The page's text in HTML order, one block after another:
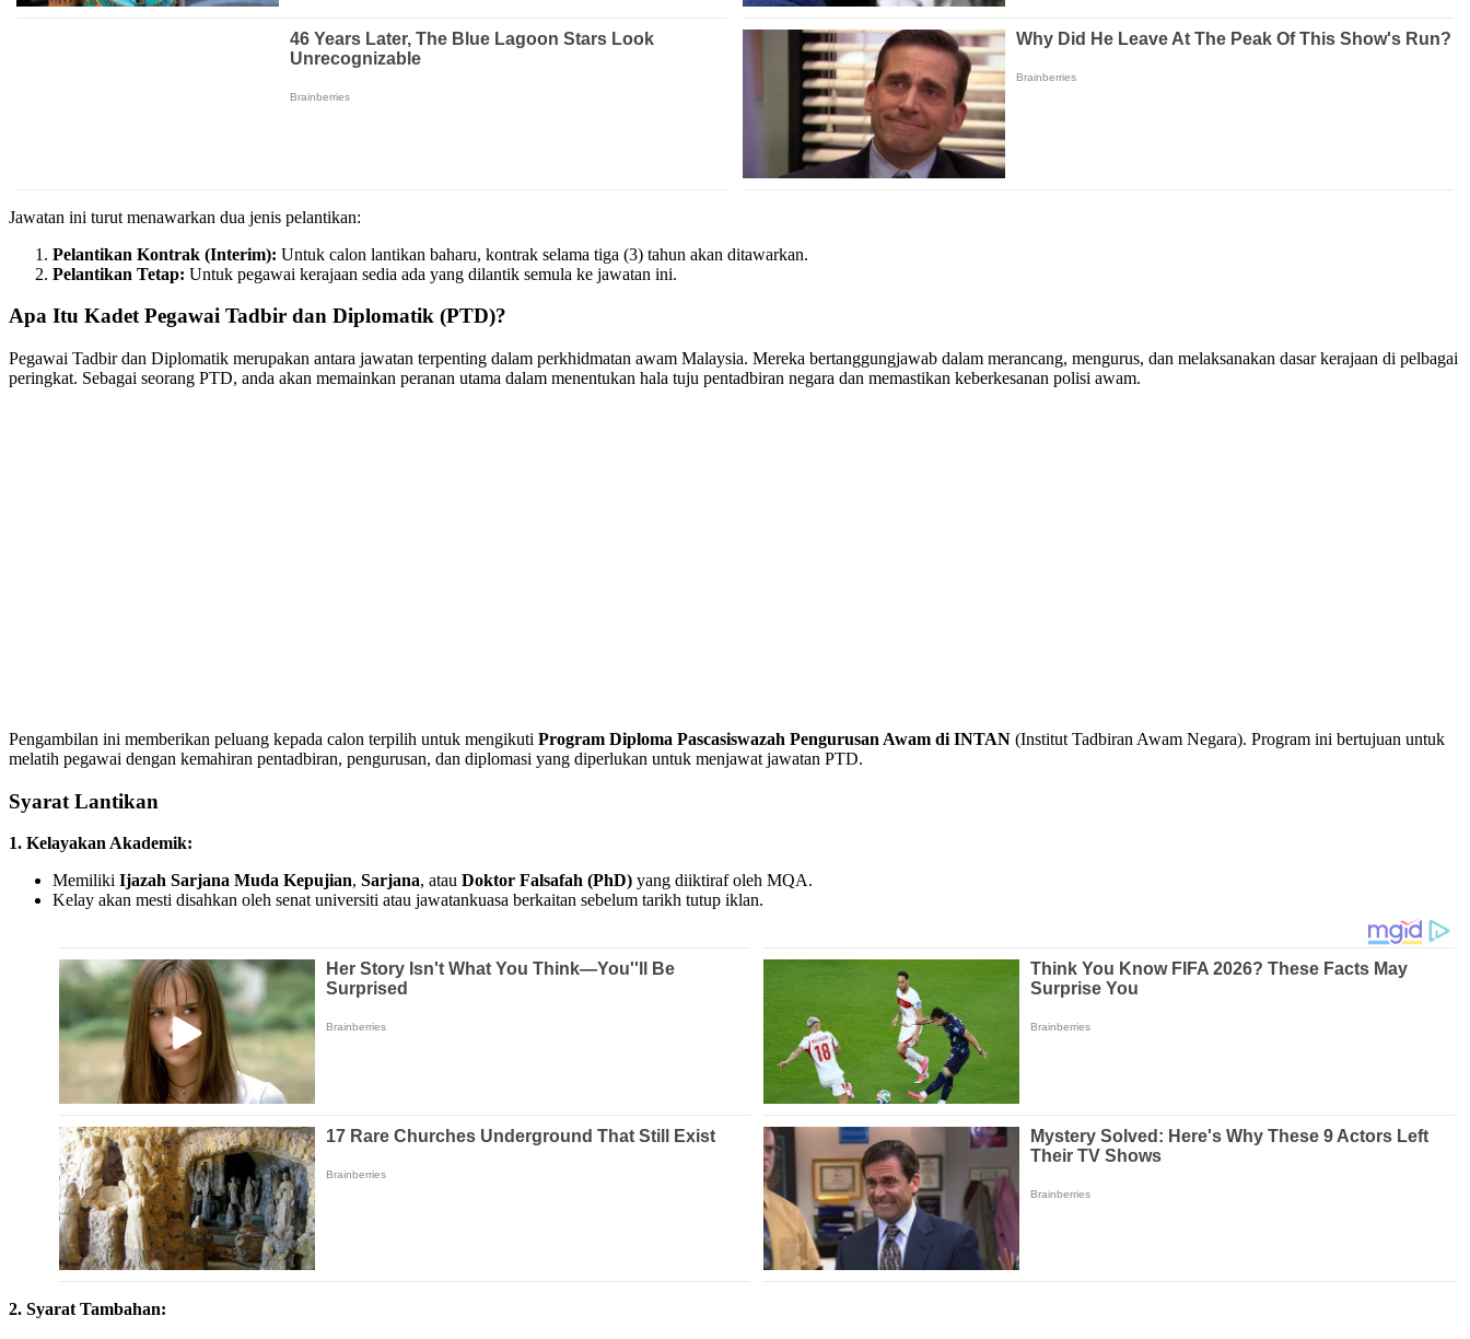
Jawatan ini turut menawarkan dua jenis pelantikan:
Pelantikan Kontrak (Interim): Untuk calon lantikan baharu, kontrak selama tiga (3) tahun akan ditawarkan.
Pelantikan Tetap: Untuk pegawai kerajaan sedia ada yang dilantik semula ke jawatan ini.
Apa Itu Kadet Pegawai Tadbir dan Diplomatik (PTD)?
Pegawai Tadbir dan Diplomatik merupakan antara jawatan terpenting dalam perkhidmatan awam Malaysia. Mereka bertanggungjawab dalam merancang, mengurus, dan melaksanakan dasar kerajaan di pelbagai
peringkat. Sebagai seorang PTD, anda akan memainkan peranan utama dalam menentukan hala tuju pentadbiran negara dan memastikan keberkesanan polisi awam.
Pengambilan ini memberikan peluang kepada calon terpilih untuk mengikuti Program Diploma Pascasiswazah Pengurusan Awam di INTAN (Institut Tadbiran Awam Negara). Program ini bertujuan untuk
melatih pegawai dengan kemahiran pentadbiran, pengurusan, dan diplomasi yang diperlukan untuk menjawat jawatan PTD.
Syarat Lantikan
1. Kelayakan Akademik:
Memiliki Ijazah Sarjana Muda Kepujian, Sarjana, atau Doktor Falsafah (PhD) yang diiktiraf oleh MQA.
Kelay akan mesti disahkan oleh senat universiti atau jawatankuasa berkaitan sebelum tarikh tutup iklan.
2. Syarat Tambahan: